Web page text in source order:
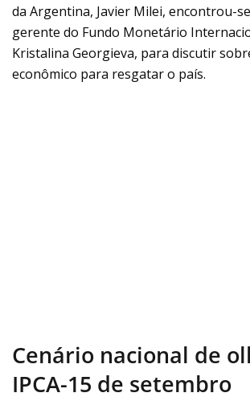
da Argentina, Javier Milei, encontrou-
gerente do Fundo Monetário
Kristalina Georgieva, para discutir
econômico para resgatar o país.
Cenário nacional de
IPCA-15 de setembro